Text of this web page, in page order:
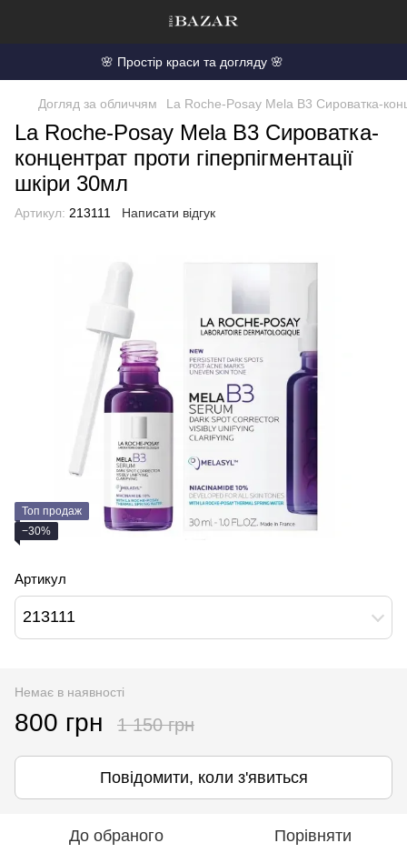
🌸 Простір краси та догляду 🌸
Догляд за обличчям La Roche-Posay Mela B3 Сироватка-
La Roche-Posay Mela B3 Сироватка-
концентрат проти гіперпігментації
шкіри 30мл
Артикул: 213111 Написати відгук
Топ продаж
−30%
Артикул
213111
Немає в наявності
800 грн 1 150 грн
Повідомити, коли з'явиться
До обраного Порівняти